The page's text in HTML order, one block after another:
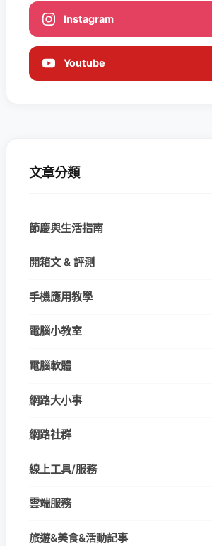
Instagram
Youtube
文章分類
節慶與生活指南
開箱文 & 評測
手機應用教學
電腦小教室
電腦軟體
網路大小事
網路社群
線上工具/服務
雲端服務
旅遊&美食&活動記事